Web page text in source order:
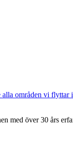
alla områden vi
med över 30 års